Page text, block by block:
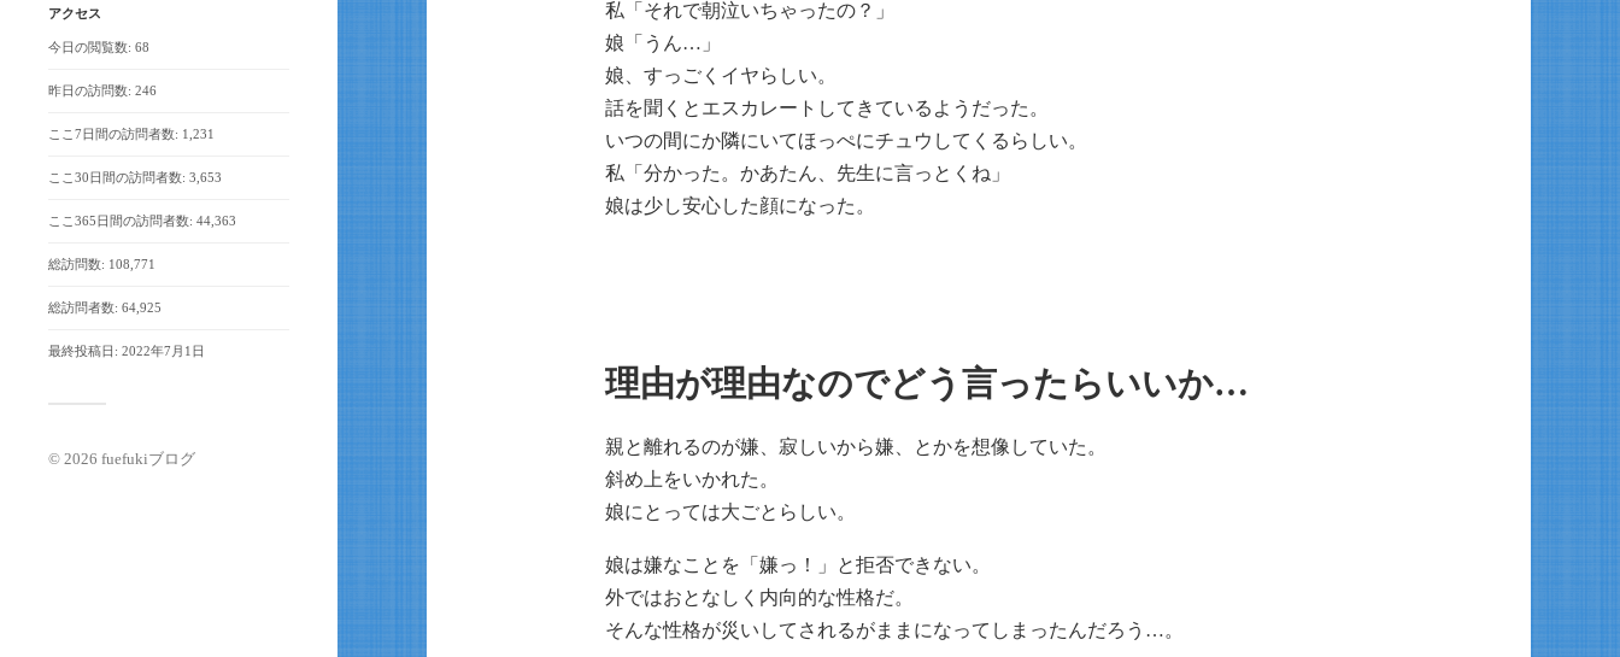
アクセス
今日の閲覧数: 68
昨日の訪問数: 246
ここ7日間の訪問者数: 1,231
ここ30日間の訪問者数: 3,653
ここ365日間の訪問者数: 44,363
総訪問数: 108,771
総訪問者数: 64,925
最終投稿日: 2022年7月1日
© 2026 fuefukiブログ
私「それで朝泣いちゃったの？」
娘「うん…」
娘、すっごくイヤらしい。
話を聞くとエスカレートしてきているようだった。
いつの間にか隣にいてほっぺにチュウしてくるらしい。
私「分かった。かあたん、先生に言っとくね」
娘は少し安心した顔になった。
理由が理由なのでどう言ったらいいか…
親と離れるのが嫌、寂しいから嫌、とかを想像していた。
斜め上をいかれた。
娘にとっては大ごとらしい。
娘は嫌なことを「嫌っ！」と拒否できない。
外ではおとなしく内向的な性格だ。
そんな性格が災いしてされるがままになってしまったんだろう…。